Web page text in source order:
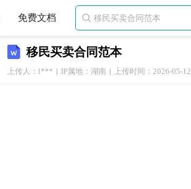
免费文档 
移民买卖合同范本
上传人：l*** IP属地：湖南 上传时间：2026-05-12